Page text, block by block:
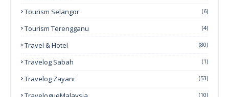
Tourism Selangor (6)
Tourism Terengganu (4)
Travel & Hotel (80)
Travelog Sabah (1)
Travelog Zayani (53)
(10)